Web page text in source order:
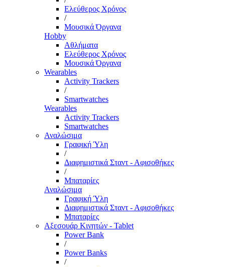
Ελεύθερος Χρόνος
/
Μουσικά Όργανα
Hobby
Αθλήματα
Ελεύθερος Χρόνος
Μουσικά Όργανα
Wearables
Activity Trackers
/
Smartwatches
Wearables
Activity Trackers
Smartwatches
Αναλώσιμα
Γραφική Ύλη
/
Διαφημιστικά Σταντ - Αφισοθήκες
/
Μπαταρίες
Αναλώσιμα
Γραφική Ύλη
Διαφημιστικά Σταντ - Αφισοθήκες
Μπαταρίες
Αξεσουάρ Κινητών - Tablet
Power Bank
/
Power Banks
/